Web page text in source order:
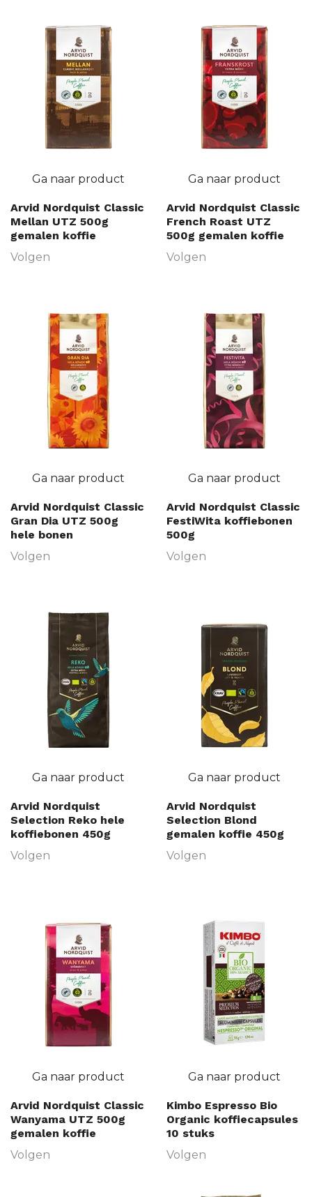
Ga naar product
Arvid Nordquist Classic
Mellan UTZ 500g
gemalen koffie
Volgen
Ga naar product
Arvid Nordquist Classic
French Roast UTZ
500g gemalen koffie
Volgen
Ga naar product
Arvid Nordquist Classic
Gran Dia UTZ 500g
hele bonen
Volgen
Ga naar product
Arvid Nordquist Classic
FestiWita koffiebonen
500g
Volgen
Ga naar product
Arvid Nordquist
Selection Reko hele
koffiebonen 450g
Volgen
Ga naar product
Arvid Nordquist
Selection Blond
gemalen koffie 450g
Volgen
Ga naar product
Arvid Nordquist Classic
Wanyama UTZ 500g
gemalen koffie
Volgen
Ga naar product
Kimbo Espresso Bio
Organic koffiecapsules
10 stuks
Volgen